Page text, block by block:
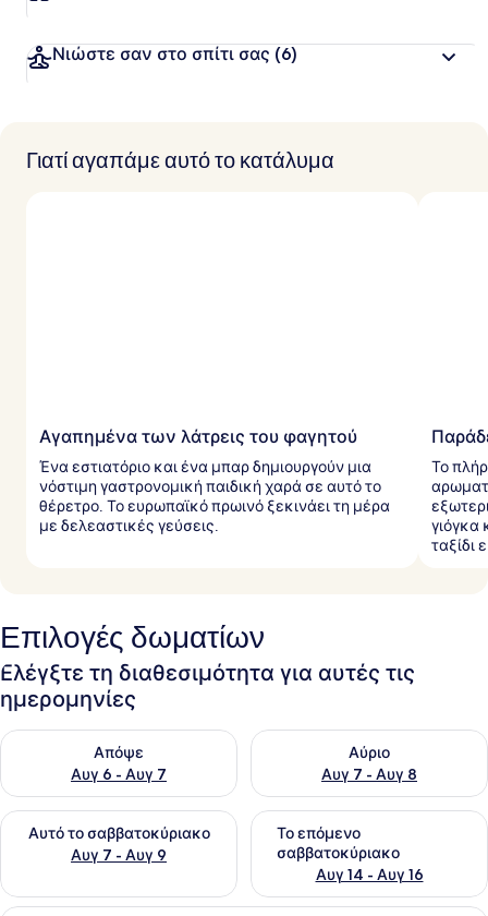
Νιώστε σαν στο σπίτι σας (6)
Γιατί αγαπάμε αυτό το κατάλυμα
Αγαπημένα των λάτρεις του φαγητού
Ένα εστιατόριο και ένα μπαρ δημιουργούν μια
νόστιμη γαστρονομική παιδική χαρά σε αυτό το
θέρετρο. Το ευρωπαϊκό πρωινό ξεκινάει τη μέρα
με δελεαστικές γεύσεις.
Το
γιόγκα
ταξίδι
Επιλογές δωματίων
Ελέγξτε τη διαθεσιμότητα για αυτές τις
ημερομηνίες
Απόψε
Αυγ 6 - Αυγ 7
Έλεγχος διαθεσιμότητας για απόψε Αυγ 6 - Αυγ 7
Αύριο
Αυγ 7 - Αυγ 8
Έλεγχος διαθεσιμότητας
Αυτό το σαββατοκύριακο
Αυγ 7 - Αυγ 9
Έλεγχος διαθεσιμότητας για αυτό το σαββατοκύριακο
Το επόμενο
σαββατοκύριακο
Αυγ 14 - Αυγ 16
Έλεγχος διαθεσιμότητας